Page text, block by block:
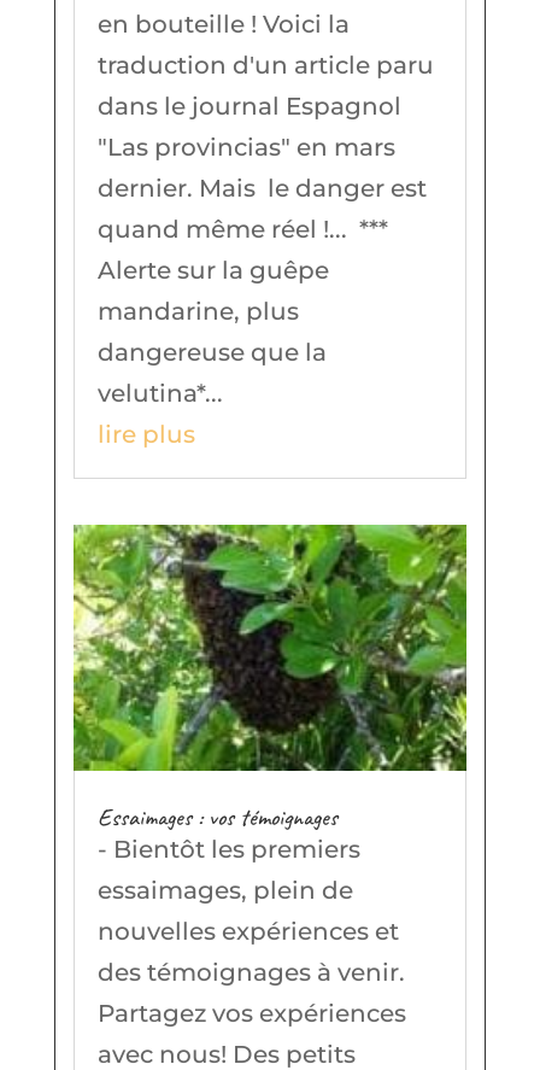
en bouteille ! Voici la
traduction d'un article paru
dans le journal Espagnol
"Las provincias" en mars
dernier. Mais le danger est
quand même réel !... ***
Alerte sur la guêpe
mandarine, plus
dangereuse que la
velutina*...
lire plus
Essaimages : vos témoignages
- Bientôt les premiers
essaimages, plein de
nouvelles expériences et
des témoignages à venir.
Partagez vos expériences
avec nous! Des petits